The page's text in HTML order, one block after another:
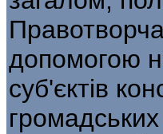
допомогою
суб'єктів
громадських